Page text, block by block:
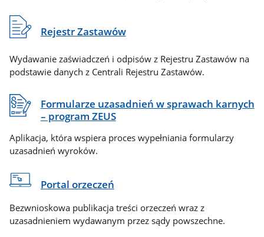
Rejestr Zastawów
Wydawanie zaświadczeń i odpisów z Rejestru Zastawów na
podstawie danych z Centrali Rejestru Zastawów.
Formularze uzasadnień w sprawach karnych
– program ZEUS
Aplikacja, która wspiera proces wypełniania formularzy
uzasadnień wyroków.
Portal orzeczeń
Bezwnioskowa publikacja treści orzeczeń wraz z
uzasadnieniem wydawanym przez sądy powszechne.